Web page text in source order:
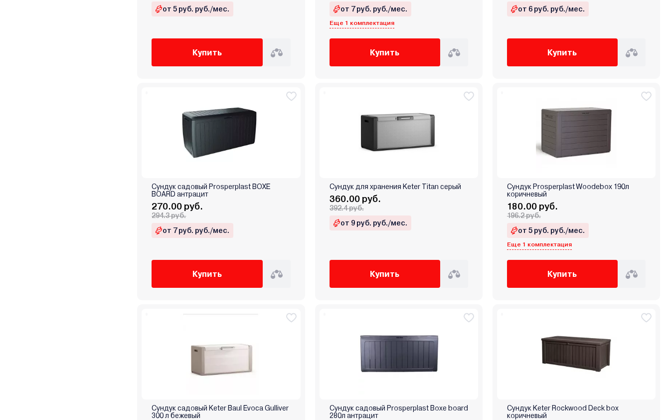
от 5 руб. руб./мес.
Купить
от 7 руб. руб./мес.
Еще 1 комплектация
Купить
от 6 руб. руб./мес.
Купить
Сундук садовый Prosperplast BOXE
BOARD антрацит
270.00 руб.
294.3 руб.
от 7 руб. руб./мес.
Купить
Сундук для хранения Keter Titan серый
360.00 руб.
392.4 руб.
от 9 руб. руб./мес.
Купить
Сундук Prosperplast Woodebox 190л
коричневый
180.00 руб.
196.2 руб.
от 5 руб. руб./мес.
Еще 1 комплектация
Купить
Сундук садовый Keter Baul Evoca Gulliver
300 л бежевый
Сундук садовый Prosperplast Boxe board
280л антрацит
Сундук Keter Rockwood Deck box
коричневый